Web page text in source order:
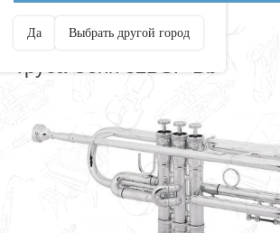
Да Выбрать другой город
ТРУБЫ
Труба Conn 52BSP Bb